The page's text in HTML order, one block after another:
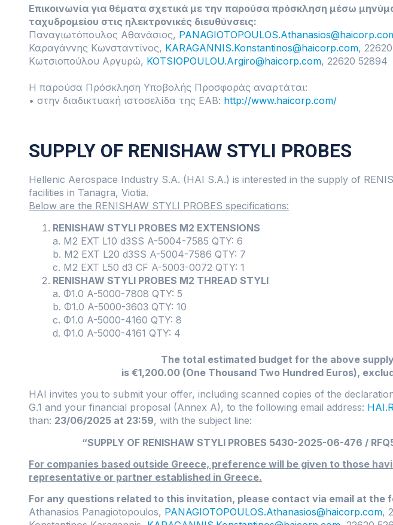
Επικοινωνία για θέματα σχετικά με την παρούσα πρόσκληση μέσω
ταχυδρομείου στις ηλεκτρονικές διευθύνσεις:
Παναγιωτόπουλος Αθανάσιος,
Καραγάννης Κωνσταντίνος, KARAGANNIS.Konstantinos@haicorp.com,
Κωτσιοπούλου Αργυρώ, KOTSIOPOULOU.Argiro@haicorp.com, 22620 52894
Η παρούσα Πρόσκληση Υποβολής Προσφοράς αναρτάται:
• στην διαδικτυακή ιστοσελίδα της ΕΑΒ: http://www.haicorp.com/
SUPPLY OF RENISHAW STYLI PROBES
Hellenic Aerospace Industry S.A. (HAI S.A.) is interested in the supply of
facilities in Tanagra, Viotia.
Below are the RENISHAW STYLI PROBES specifications:
RENISHAW STYLI PROBES M2 EXTENSIONS
a. M2 EXT L10 d3SS A-5004-7585 QTY: 6
b. M2 EXT L20 d3SS A-5004-7586 QTY: 7
c. M2 EXT L50 d3 CF A-5003-0072 QTY: 1
RENISHAW STYLI PROBES M2 THREAD STYLI
a. Φ1.0 A-5000-7808 QTY: 5
b. Φ1.0 A-5000-3603 QTY: 10
c. Φ1.0 A-5000-4160 QTY: 8
d. Φ1.0 A-5000-4161 QTY: 4
The total estimated budget for the above
is €1,200.00 (One Thousand Two Hundred Euros),
HAI invites you to submit your offer, including scanned copies of the
G.1 and your financial proposal (Annex A), to the following email address:
than: 23/06/2025 at 23:59, with the subject line:
“SUPPLY OF RENISHAW STYLI PROBES 5430-2025-06-476 /
For companies based outside Greece, preference will be given to those
representative or partner established in Greece.
For any questions related to this invitation, please contact via email at the
Athanasios Panagiotopoulos, PANAGIOTOPOULOS.Athanasios@haicorp.com,